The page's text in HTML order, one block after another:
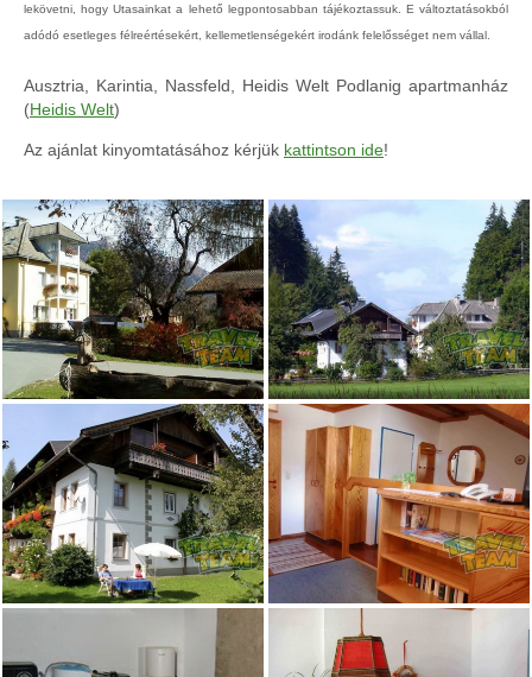
lekövetni, hogy Utasainkat a lehető legpontosabban tájékoztassuk. E változtatásokból
adódó esetleges félreértésekért, kellemetlenségekért irodánk felelősséget nem vállal.
Ausztria, Karintia, Nassfeld, Heidis Welt Podlanig apartmanház
(Heidis Welt)
Az ajánlat kinyomtatásához kérjük kattintson ide!